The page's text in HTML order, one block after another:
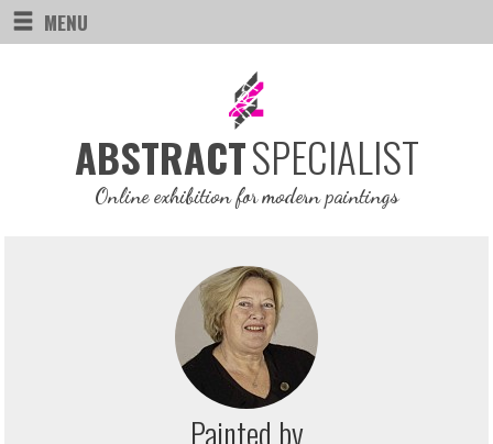
MENU
ABSTRACTSPECIALIST
Online exhibition for modern paintings
Painted by